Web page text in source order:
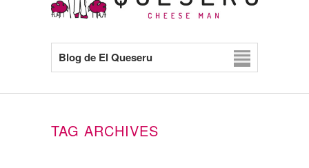
Blog de El Queseru
TAG ARCHIVES